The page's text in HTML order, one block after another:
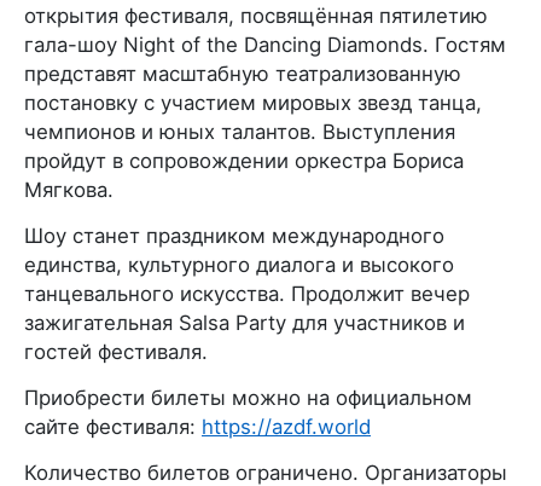
открытия фестиваля, посвящённая пятилетию
гала-шоу Night of the Dancing Diamonds. Гостям
представят масштабную театрализованную
постановку с участием мировых звезд танца,
чемпионов и юных талантов. Выступления
пройдут в сопровождении оркестра Бориса
Мягкова.
Шоу станет праздником международного
единства, культурного диалога и высокого
танцевального искусства. Продолжит вечер
зажигательная Salsa Party для участников и
гостей фестиваля.
Приобрести билеты можно на официальном
сайте фестиваля: https://azdf.world
Количество билетов ограничено. Организаторы